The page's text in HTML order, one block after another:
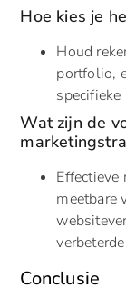
Hoe kies je
Houd
portfolio,
specifieke
Wat zijn de
Effectieve
meetbare
Conclusie